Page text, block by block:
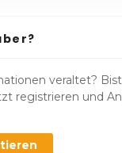
veraltet?
registrieren und